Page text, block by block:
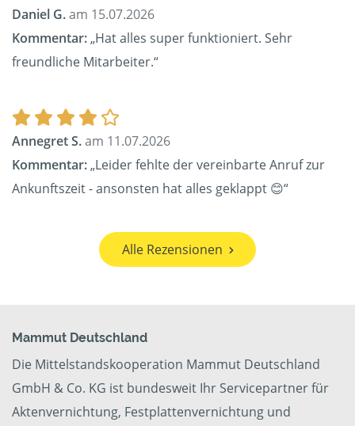
Daniel G.am 15.07.2026
Kommentar:„Hat alles super funktioniert. Sehr
freundliche Mitarbeiter.“
Annegret S.am 11.07.2026
Kommentar:„Leider fehlte der vereinbarte Anruf zur
Ankunftszeit - ansonsten hat alles geklappt 😊“
Alle Rezensionen
Mammut Deutschland
Die Mittelstandskooperation Mammut Deutschland
GmbH & Co. KG ist bundesweit Ihr Servicepartner für
Aktenvernichtung, Festplattenvernichtung und